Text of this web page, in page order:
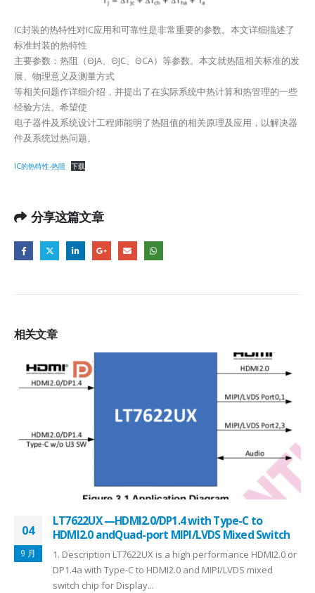
IC封装的热特性对IC应用和可靠性是非常重要的参数。本文详细描述了
标准封装的热特性
主要参数：热阻（ΘJA、ΘJC、ΘCA）等参数。本文就热阻相关标准的发
展、物理意义及测量方式
等相关问题作详细介绍，并提出了在实际系统中热计算和热管理的一些
经验方法。希望使
电子器件及系统设计工程师能明了热阻值的相关原理及应用，以解决器
件及系统过热问题。
IC的热特性-热阻 下载
分享这篇文章
相关文章
04
9 月
LT7622UX —HDMI2.0/DP1.4 with Type-C to
HDMI2.0 andQuad-port MIPI/LVDS Mixed Switch
1. Description LT7622UX is a high performance HDMI2.0 or
DP1.4a with Type-C to HDMI2.0 and MIPI/LVDS mixed
switch chip for Display...